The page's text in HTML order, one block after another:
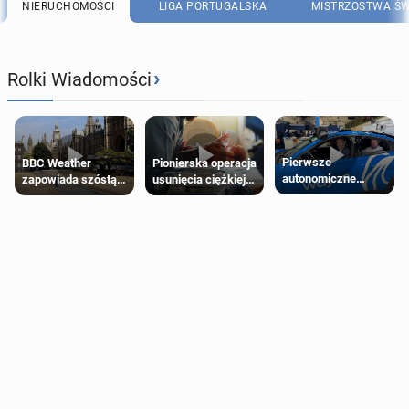
NIERUCHOMOŚCI LIGA PORTUGALSKA MISTRZOSTWA
Rolki Wiadomości›
BBC Weather
zapowiada szóstą
falę upałów w
Pionierska operacja
usunięcia ciężkiej
wady wrodzonej
Pierwsze
autonomiczne
Ubery pojawią się